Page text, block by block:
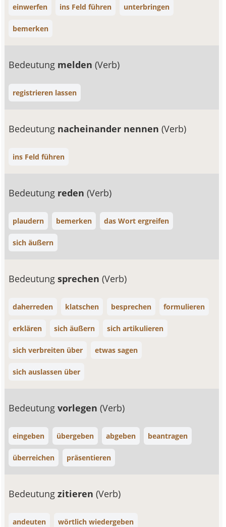
einwerfen ins Feld führen unterbringen
bemerken
Bedeutung melden(Verb)
registrieren lassen
Bedeutung nacheinander nennen(Verb)
ins Feld führen
Bedeutung reden(Verb)
plaudern bemerken das Wort ergreifen
sich äußern
Bedeutungsprechen(Verb)
daherreden klatschen besprechen formulieren
erklären sich äußern sich artikulieren
sich verbreiten über etwas sagen
sich auslassen über
Bedeutungvorlegen(Verb)
eingeben übergeben abgeben beantragen
überreichen präsentieren
Bedeutungzitieren(Verb)
andeuten wörtlich wiedergeben